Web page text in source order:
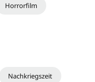
Horrorfilm
Nachkriegszeit